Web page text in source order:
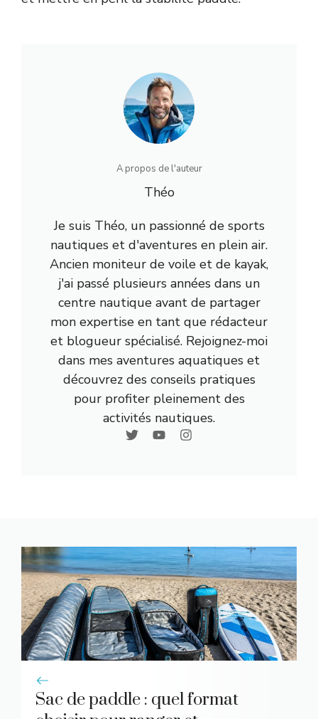
A propos de l'auteur
Théo
Je suis Théo, un passionné de sports
nautiques et d'aventures en plein air.
Ancien moniteur de voile et de kayak,
j'ai passé plusieurs années dans un
centre nautique avant de partager
mon expertise en tant que rédacteur
et blogueur spécialisé. Rejoignez-moi
dans mes aventures aquatiques et
découvrez des conseils pratiques
pour profiter pleinement des
activités nautiques.
Sac de paddle : quel format